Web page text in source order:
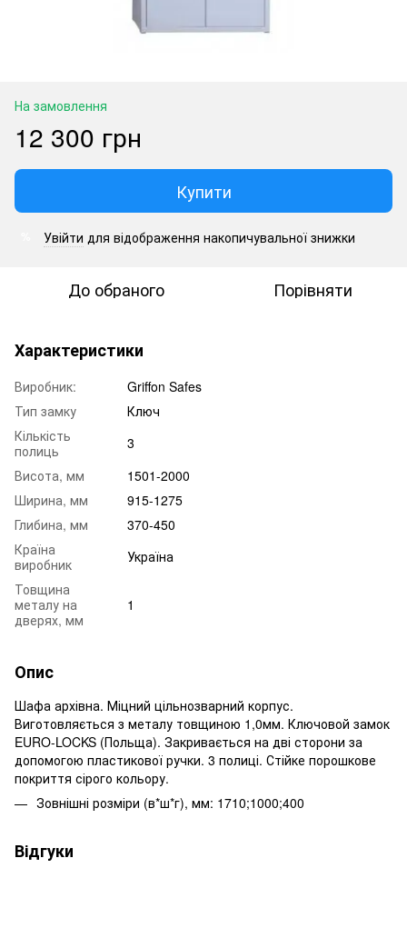
На замовлення
12 300 грн
Купити
Увійти для відображення накопичувальної знижки
До обраного Порівняти
Характеристики
Виробник:
Griffon Safes
Тип замку
Ключ
Кількість
полиць
3
Висота, мм
1501-2000
Ширина, мм
915-1275
Глибина, мм
370-450
Країна
виробник
Україна
Товщина
металу на
дверях, мм
1
Опис
Шафа архівна. Міцний цільнозварний корпус.
Виготовляється з металу товщиною 1,0мм. Ключовой замок
EURO-LOCKS (Польща). Закривається на дві сторони за
допомогою пластикової ручки. 3 полиці. Стійке порошкове
покриття сірого кольору.
Зовнішні розміри (в*ш*г), мм: 1710;1000;400
Відгуки